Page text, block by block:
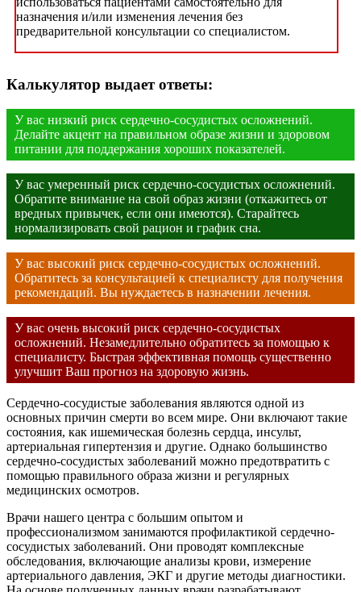
назначения и/или изменения лечения без
предварительной консультации со специалистом.
Калькулятор выдает ответы:
У вас низкий риск сердечно-сосудистых осложнений.
Делайте акцент на правильном образе жизни и здоровом
питании для поддержания хороших показателей.
У вас умеренный риск сердечно-сосудистых осложнений.
Обратите внимание на свой образ жизни (откажитесь от
вредных привычек, если они имеются). Старайтесь
нормализировать свой рацион и график сна.
У вас высокий риск сердечно-сосудистых осложнений.
Обратитесь за консультацией к специалисту для получения
рекомендаций. Вы нуждаетесь в назначении лечения.
У вас очень высокий риск сердечно-сосудистых
осложнений. Незамедлительно обратитесь за помощью к
специалисту. Быстрая эффективная помощь существенно
улучшит Ваш прогноз на здоровую жизнь.
Сердечно-сосудистые заболевания являются одной из
основных причин смерти во всем мире. Они включают такие
состояния, как ишемическая болезнь сердца, инсульт,
артериальная гипертензия и другие. Однако большинство
сердечно-сосудистых заболеваний можно предотвратить с
помощью правильного образа жизни и регулярных
медицинских осмотров.
Врачи нашего центра с большим опытом и
профессионализмом занимаются профилактикой сердечно-
сосудистых заболеваний. Они проводят комплексные
обследования, включающие анализы крови, измерение
артериального давления, ЭКГ и другие методы диагностики.